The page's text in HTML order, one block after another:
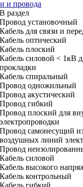
и провода
В раздел
Провод установочный
Кабель для связи и
Кабель оптический
Кабель плоский
Кабель силовой < 1кВ
прокладки
Кабель спиральный
Провод одножильный
Провод акустический
Провод гибкий
Провод плоский для
электропроводки
Провод самонесущий
воздушных линий
Провод
Кабель силовой
Кабель высокого
Кабель контрольный
Кабель гибкий